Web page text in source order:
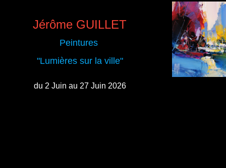
Jérôme GUILLET
Peintures
"Lumières sur la ville"
du 2 Juin au 27 Juin 2026